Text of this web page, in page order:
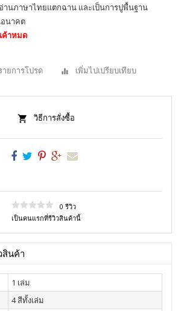
านภาษาไทยแตกฉาน และเป็นการปูพื้นฐาน
นาคต
าหมด
ายการโปรด เพิ่มไปเปรียบเทียบ
วิธีการสั่งซื้อ
0 รีวิว
เป็นคนแรกที่รีวิวสินค้านี้
สินค้า
1 เล่ม
4 สีทั้งเล่ม